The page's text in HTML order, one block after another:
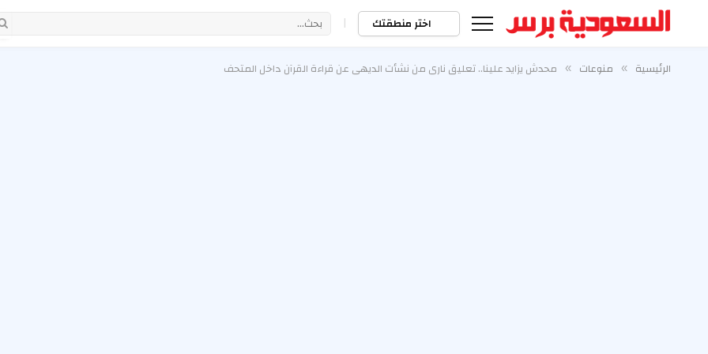
اختر منطقتك |
الرئيسية » منوعات » محدش يزايد علينا.. تعليق ناري من نشأت الديهي عن قراءة القرآن داخل المتحف